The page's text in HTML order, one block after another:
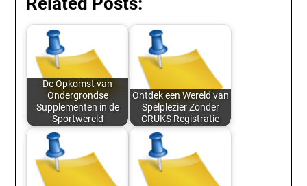
De Opkomst van
Ondergrondse
Supplementen in de
Sportwereld
Ontdek een Wereld van
Spelplezier Zonder
CRUKS Registratie